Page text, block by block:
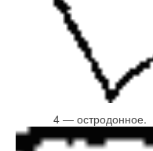
4 — остродонное.